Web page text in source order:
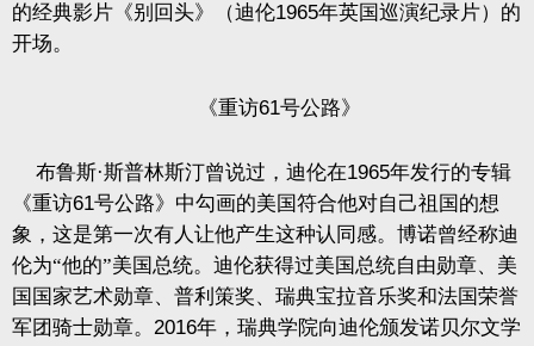
的经典影片《别回头》（迪伦1965年英国巡演纪录片）的
开场。
《重访61号公路》
布鲁斯·斯普林斯汀曾说过，迪伦在1965年发行的专辑
《重访61号公路》中勾画的美国符合他对自己祖国的想
象，这是第一次有人让他产生这种认同感。博诺曾经称迪
伦为“他的”美国总统。迪伦获得过美国总统自由勋章、美
国国家艺术勋章、普利策奖、瑞典宝拉音乐奖和法国荣誉
军团骑士勋章。 2016年，瑞典学院向迪伦颁发诺贝尔文学